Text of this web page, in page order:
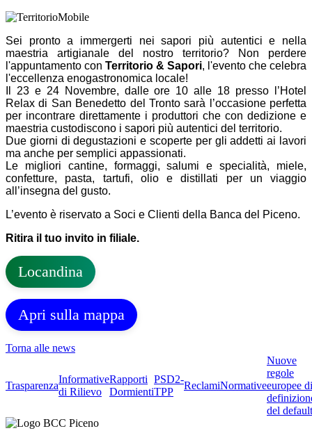
Sei pronto a immergerti nei sapori più autentici e nella
maestria artigianale del nostro territorio? Non perdere
l'appuntamento con Territorio & Sapori, l'evento che celebra
l'eccellenza enogastronomica locale!
Il 23 e 24 Novembre, dalle ore 10 alle 18 presso l’Hotel
Relax di San Benedetto del Tronto sarà l’occasione perfetta
per incontrare direttamente i produttori che con dedizione e
maestria custodiscono i sapori più autentici del territorio.
Due giorni di degustazioni e scoperte per gli addetti ai lavori
ma anche per semplici appassionati.
Le migliori cantine, formaggi, salumi e specialità, miele,
confetture, pasta, tartufi, olio e distillati per un viaggio
all’insegna del gusto.
L’evento è riservato a Soci e Clienti della Banca del Piceno.
Ritira il tuo invito in filiale.
Locandina
Apri sulla mappa
Torna alle news
Trasparenza
Informative
di Rilievo
Rapporti
Dormienti
PSD2-
TPP
ReclamiNormative
Nuove
regole
europee di
del default